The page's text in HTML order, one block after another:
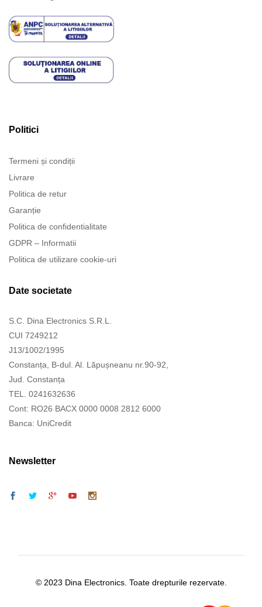
Politici
Termeni și condiții
Livrare
Politica de retur
Garanție
Politica de confidentialitate
GDPR – Informatii
Politica de utilizare cookie-uri
Date societate
S.C. Dina Electronics S.R.L.
CUI 7249212
J13/1002/1995
Constanța, B-dul. Al. Lăpușneanu nr.90-92,
Jud. Constanța
TEL. 0241632636
Cont: RO26 BACX 0000 0008 2812 6000
Banca: UniCredit
Newsletter
© 2023 Dina Electronics. Toate drepturile rezervate.